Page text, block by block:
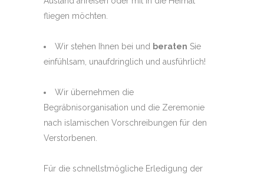
fliegen möchten.
Wir stehen Ihnen bei und beraten Sie
einfühlsam, unaufdringlich und ausführlich!
Wir übernehmen die
Begräbnisorganisation und die Zeremonie
nach islamischen Vorschreibungen für den
Verstorbenen.
Für die schnellstmögliche Erledigung der